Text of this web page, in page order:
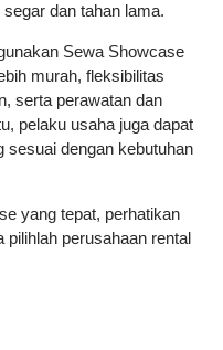
dan tahan lama.
Sewa Showcase
murah, fleksibilitas
serta perawatan dan
pelaku usaha juga dapat
sesuai dengan kebutuhan
yang tepat, perhatikan
pilihlah perusahaan rental